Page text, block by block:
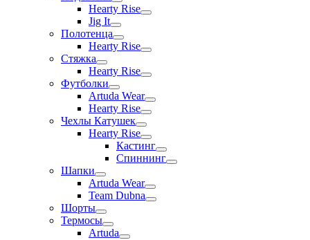
Hearty Rise
Jig It
Полотенца
Hearty Rise
Стяжка
Hearty Rise
Футболки
Artuda Wear
Hearty Rise
Чехлы Катушек
Hearty Rise
Кастинг
Спиннинг
Шапки
Artuda Wear
Team Dubna
Шорты
Термосы
Artuda